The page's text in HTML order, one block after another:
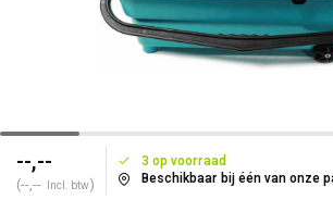
--,--
(--,-- Incl. btw)
3 op voorraad
Beschikbaar bij één van onze